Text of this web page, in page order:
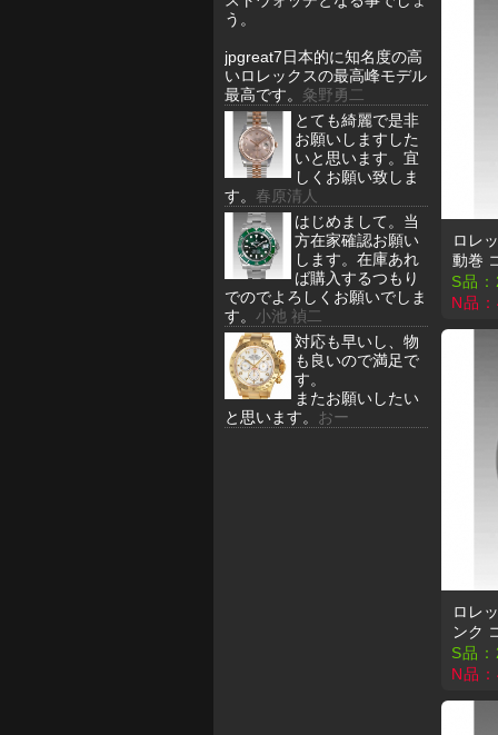
ロレ
動巻
S品：
N品：
ロレ
ンク
S品：
N品：
う。
jpgreat7日本的に知名度の高
いロレックスの最高峰モデル
最高です。 粂野勇二
とても綺麗で是非
お願いしますした
いと思います。宜
しくお願い致しま
す。 春原清人
はじめまして。当
方在家確認お願い
します。在庫あれ
ば購入するつもり
でのでよろしくお願いでしま
す。 小池 禎二
対応も早いし、物
も良いので満足で
す。
またお願いしたい
と思います。
おー